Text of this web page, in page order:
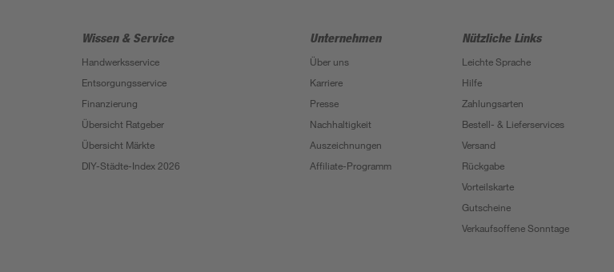
Wissen & Service
Handwerksservice
Entsorgungsservice
Finanzierung
Übersicht Ratgeber
Übersicht Märkte
DIY-Städte-Index 2026
Unternehmen
Über uns
Karriere
Presse
Nachhaltigkeit
Auszeichnungen
Affiliate-Programm
Nützliche Links
Leichte Sprache
Hilfe
Zahlungsarten
Bestell- & Lieferservices
Versand
Rückgabe
Vorteilskarte
Gutscheine
Verkaufsoffene Sonntage